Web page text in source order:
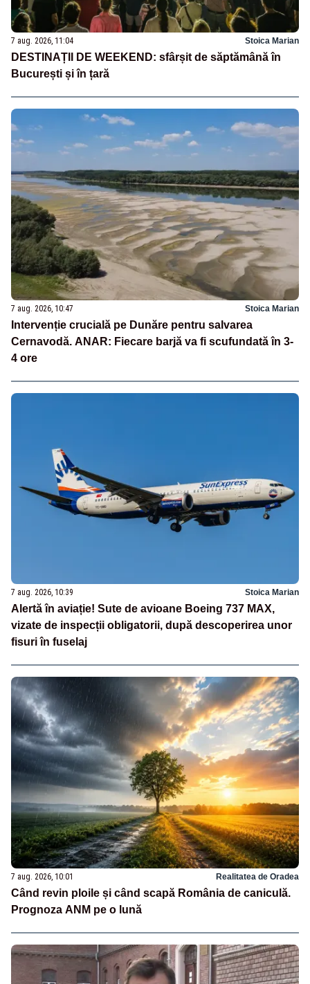
7 aug. 2026, 11:04 Stoica Marian
DESTINAȚII DE WEEKEND: sfârșit de săptămână în
București și în țară
7 aug. 2026, 10:47 Stoica Marian
Intervenție crucială pe Dunăre pentru salvarea
Cernavodă. ANAR: Fiecare barjă va fi scufundată în 3-
4 ore
7 aug. 2026, 10:39 Stoica Marian
Alertă în aviație! Sute de avioane Boeing 737 MAX,
vizate de inspecții obligatorii, după descoperirea unor
fisuri în fuselaj
7 aug. 2026, 10:01 Realitatea de Oradea
Când revin ploile și când scapă România de caniculă.
Prognoza ANM pe o lună